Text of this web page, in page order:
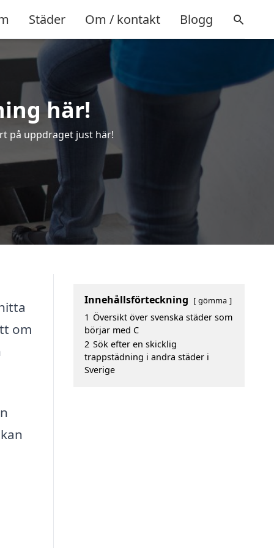
Städer Om / kontakt Blogg
här!
på uppdraget just här!
om
Innehållsförteckning gömma
1 Översikt över svenska städer som
börjar med C
2 Sök efter en skicklig
trappstädning i andra städer i
Sverige